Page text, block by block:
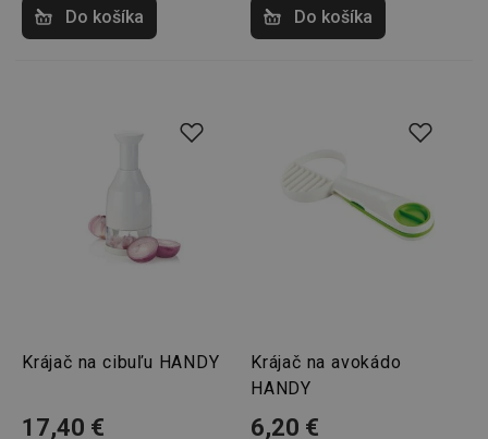
Do košíka Do košíka
Krájač na cibuľu HANDY
17,40 €
Krájač na avokádo
HANDY
6,20 €